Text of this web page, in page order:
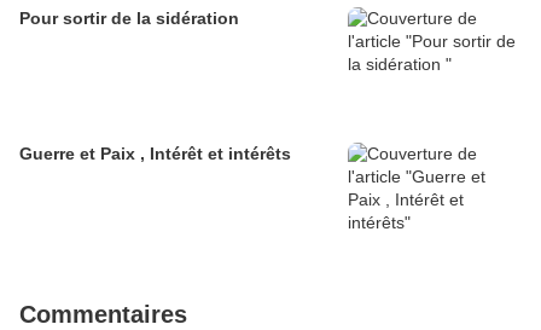
Pour sortir de la sidération
Guerre et Paix , Intérêt et intérêts
Commentaires